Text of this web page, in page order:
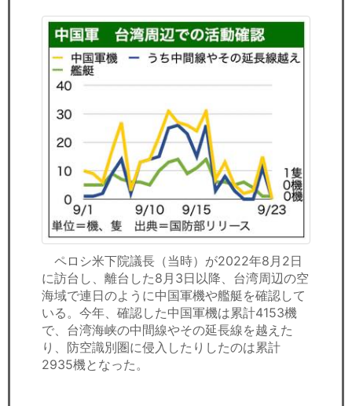
ペロシ米下院議長（当時）が2022年8月2日
に訪台し、離台した8月3日以降、台湾周辺の空
海域で連日のように中国軍機や艦艇を確認して
いる。今年、確認した中国軍機は累計4153機
で、台湾海峡の中間線やその延長線を越えた
り、防空識別圏に侵入したりしたのは累計
2935機となった。